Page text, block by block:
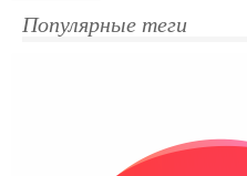
Популярные теги